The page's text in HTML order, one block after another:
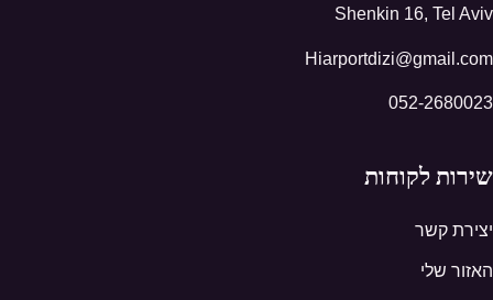
Shenkin 16, Tel Aviv
Hiarportdizi@gmail.com
052-2680023
שירות לקוחות
יצירת קשר
האזור שלי